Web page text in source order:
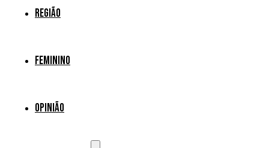
Região
Feminino
Opinião